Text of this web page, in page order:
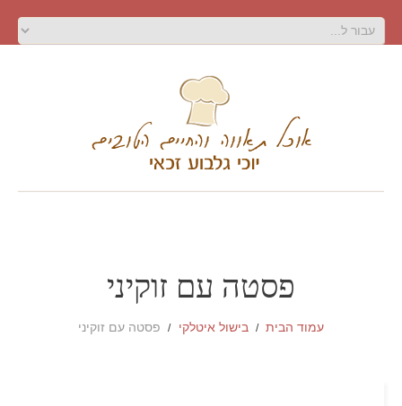
פסטה עם זוקיני
עמוד הבית בישול איטלקי פסטה עם זוקיני